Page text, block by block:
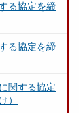
る協定を締
る協定を締
関する協定
）